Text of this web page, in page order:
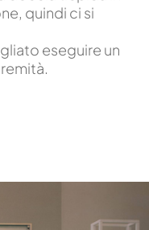
quindi ci si
eseguire un